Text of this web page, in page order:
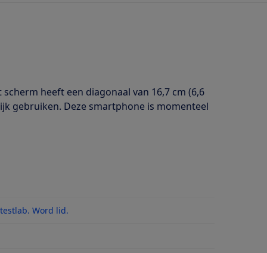
heeft een diagonaal van 16,7 cm (6,6
gebruiken. Deze smartphone is momenteel
Word lid.